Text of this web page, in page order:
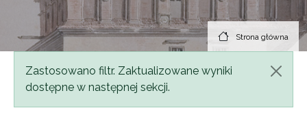
Strona główna
Komunikat
Zastosowano filtr. Zaktualizowane wyniki
dostępne w następnej sekcji.